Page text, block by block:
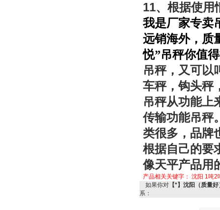
11、根据使用
我是厂家专卖
远销海外，质
悦”吊秤你值
吊秤，又可以
车秤，钩头秤
吊秤从功能上
传输功能吊秤
类很多，品牌
根据自己的要
像天平产品用
产品相关关键字： 沈阳 1吨2
如果你对 【*】沈阳（质量
系：